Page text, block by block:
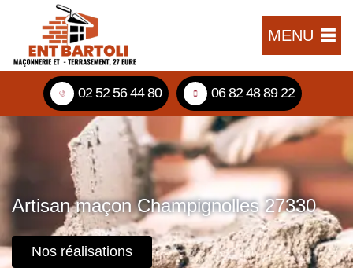
MENU
02 52 56 44 80 06 82 48 89 22
Artisan maçon Champignolles 27330
Nos réalisations